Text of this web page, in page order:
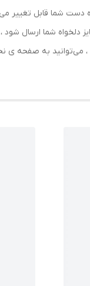
دست شما قابل تغییر
سایز دلخواه شما
، می‌توانید به صفحه